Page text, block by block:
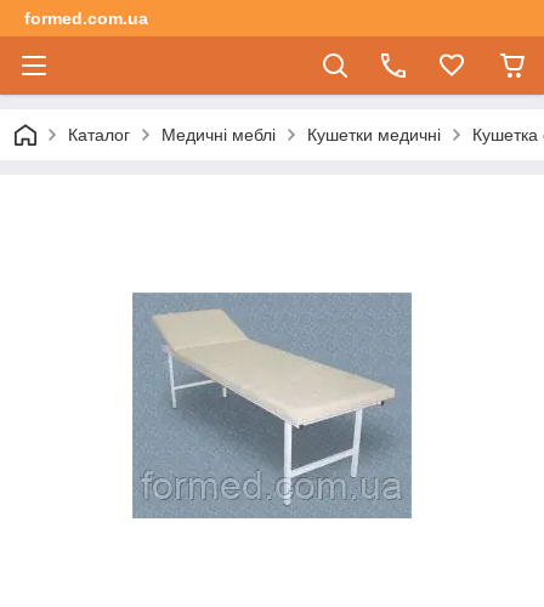
formed.com.ua
Каталог Медичні меблі Кушетки медичні